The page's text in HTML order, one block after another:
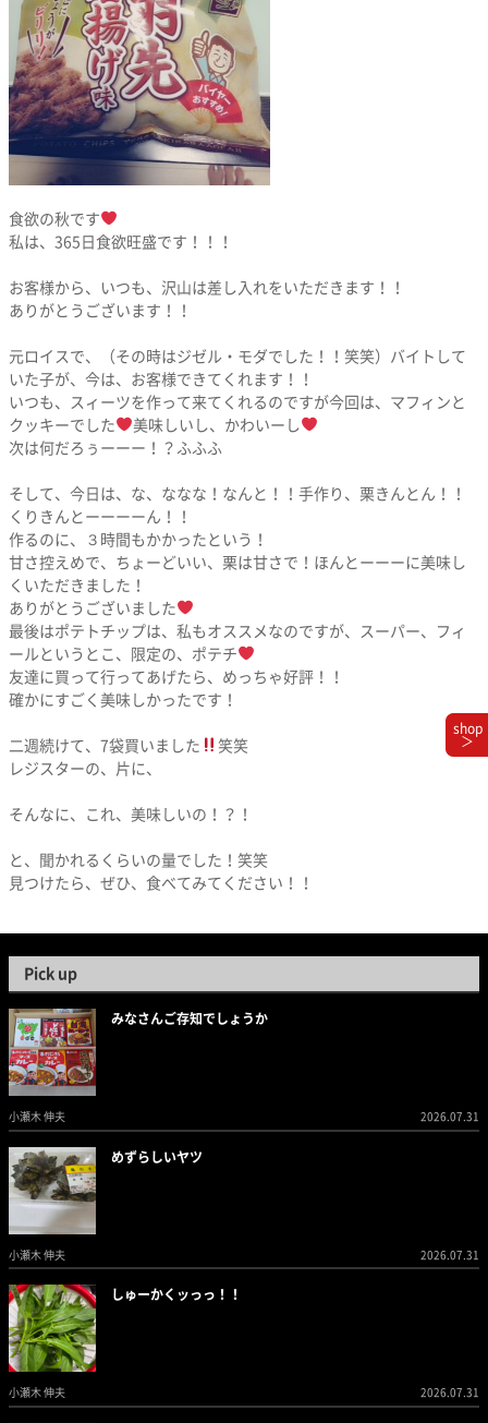
食欲の秋です
私は、365日食欲旺盛です！！！
お客様から、いつも、沢山は差し入れをいただきます！！
ありがとうございます！！
元ロイスで、（その時はジゼル・モダでした！！笑笑）バイトして
いた子が、今は、お客様できてくれます！！
いつも、スィーツを作って来てくれるのですが今回は、マフィンと
クッキーでした
美味しいし、かわいーし
次は何だろぅーーー！？ふふふ
そして、今日は、な、ななな！なんと！！手作り、栗きんとん！！
くりきんとーーーーん！！
作るのに、３時間もかかったという！
甘さ控えめで、ちょーどいい、栗は甘さで！ほんとーーーに美味し
くいただきました！
ありがとうございました
最後はポテトチップは、私もオススメなのですが、スーパー、フィ
ールというとこ、限定の、ポテチ
友達に買って行ってあげたら、めっちゃ好評！！
確かにすごく美味しかったです！
二週続けて、7袋買いました
笑笑
レジスターの、片に、
そんなに、これ、美味しいの！？！
と、聞かれるくらいの量でした！笑笑
見つけたら、ぜひ、食べてみてください！！
Pick up
みなさんご存知でしょうか
小瀬木 伸夫 2026.07.31
めずらしいヤツ
小瀬木 伸夫 2026.07.31
しゅーかくッっっ！！
小瀬木 伸夫 2026.07.31
shop
＞